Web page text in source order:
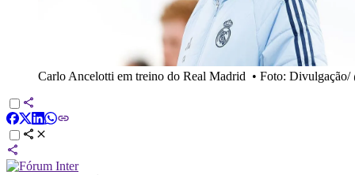
Carlo Ancelotti em treino do Real Madrid • Foto: Divulgação/